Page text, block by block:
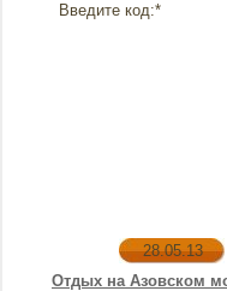
Введите код:*
28.05.13
Отдых на Азовском